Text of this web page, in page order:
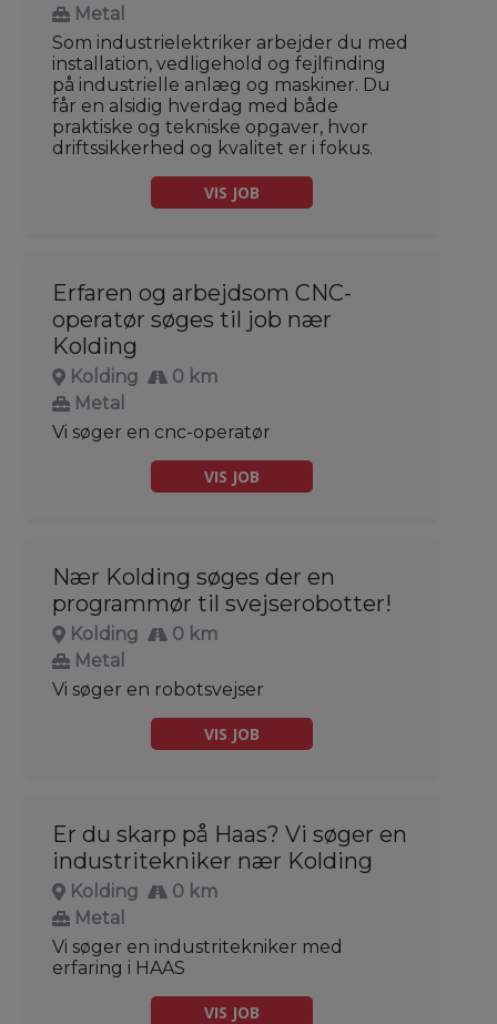
Metal
Som industrielektriker arbejder du med
installation, vedligehold og fejlfinding
på industrielle anlæg og maskiner. Du
får en alsidig hverdag med både
praktiske og tekniske opgaver, hvor
driftssikkerhed og kvalitet er i fokus.
VIS JOB
Erfaren og arbejdsom CNC-
operatør søges til job nær
Kolding
Kolding
0 km
Metal
Vi søger en cnc-operatør
VIS JOB
Nær Kolding søges der en
programmør til svejserobotter!
Kolding
0 km
Metal
Vi søger en robotsvejser
VIS JOB
Er du skarp på Haas? Vi søger en
industritekniker nær Kolding
Kolding
0 km
Metal
Vi søger en industritekniker med
erfaring i HAAS
VIS JOB